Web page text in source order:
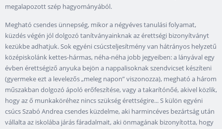
megalapozott szép hagyományából.
Megható csendes ünnepség, mikor a négyéves tanulási folyamat,
küzdés végén jól dolgozó tanítványainknak az érettségi bizonyítványt
kezükbe adhatjuk. Sok egyéni csúcsteljesítmény van hátrányos helyzetű
középiskolánk kettes-hármas, néha-néha jobb jegyeiben: a lányával egy
évben érettségiző anyuka bejön a nappalisoknak szendvicset készíteni
(gyermeke ezt a levelezős „meleg napon” viszonozza), megható a három
műszakban dolgozó ápoló erőfeszítése, vagy a takarítónőé, akivel közlik,
hogy az ő munkaköréhez nincs szükség érettségire... S külön egyéni
csúcs Szabó Andrea csendes küzdelme, aki harmincéves bezártság után
vállalta az iskolába járás fáradalmait, aki önmagának bizonyította, hogy